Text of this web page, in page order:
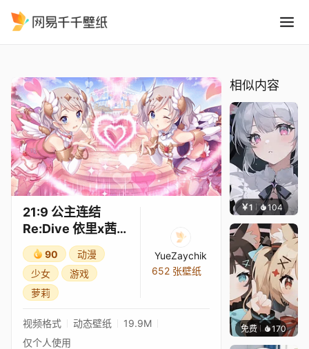
21:9 公主连结
Re:Dive 依里x茜里
（天使）3★
90
动漫
少女
游戏
萝莉
YueZaychik
652 张壁纸
视频格式 动态壁纸
19.9M
仅个人使用
相似内容
￥1 104 渔小小
免费 170渔小小